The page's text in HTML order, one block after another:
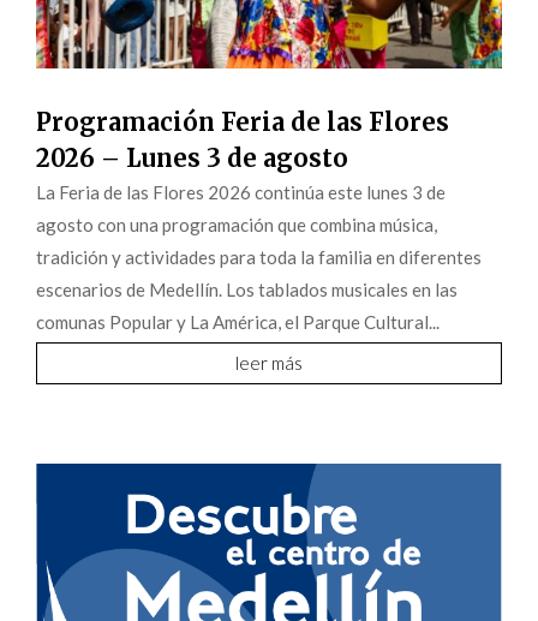
Programación Feria de las Flores
2026 – Lunes 3 de agosto
La Feria de las Flores 2026 continúa este lunes 3 de
agosto con una programación que combina música,
tradición y actividades para toda la familia en diferentes
escenarios de Medellín. Los tablados musicales en las
comunas Popular y La América, el Parque Cultural...
leer más